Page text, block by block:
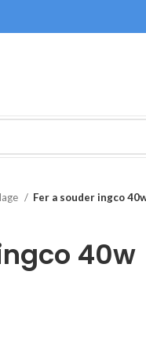
Fer a souder ingco
40w